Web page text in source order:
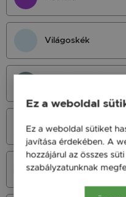
Világoskék
Azúrkék
Neonkék
Ez a weboldal
Ez a weboldal sütiket
javítása érdekében. A
hozzájárul az összes
szabályzatunknak